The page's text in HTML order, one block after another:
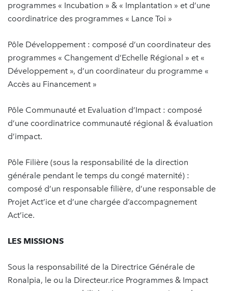
programmes « Incubation » & « Implantation » et d’une
coordinatrice des programmes « Lance Toi »
Pôle Développement : composé d’un coordinateur des
programmes « Changement d’Echelle Régional » et «
Développement », d’un coordinateur du programme «
Accès au Financement »
Pôle Communauté et Evaluation d’Impact : composé
d’une coordinatrice communauté régional & évaluation
d’impact.
Pôle Filière (sous la responsabilité de la direction
générale pendant le temps du congé maternité) :
composé d’un responsable filière, d’une responsable de
Projet Act’ice et d’une chargée d’accompagnement
Act’ice.
LES MISSIONS
Sous la responsabilité de la Directrice Générale de
Ronalpia, le ou la Directeur.rice Programmes & Impact